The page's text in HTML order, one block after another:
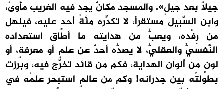
جيلاً بعد جيلٍ». والمسجد مكانٌ يجد فيه الغريب مأوىً،
وابن السَّبيل مستقراً، لا تكدِّره منَّةُ أحدٍ عليه، فينهل
من رِفْدِه، ويعبُّ من هدايته ما أطاق استعداده
النَّفسيُّ والعقليُّ، لا يصدُّه أحدٌ عن علمٍ أو معرفةٍ، أو
لونٍ من ألوان الهداية، فكم من قائد تخرَّج فيه، وبرزت
بطولتُه بين جدرانه! وكم من عالمٍ استبحر علمُه في